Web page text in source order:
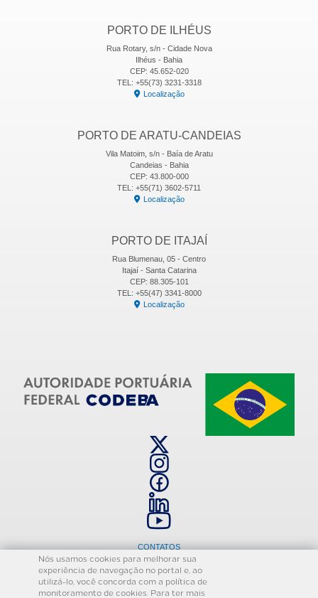
PORTO DE ILHÉUS
Rua Rotary, s/n - Cidade Nova
Ilhéus - Bahia
CEP: 45.652-020
TEL: +55(73) 3231-3318
Localização
PORTO DE ARATU-CANDEIAS
Vila Matoim, s/n - Baía de Aratu
Candeias - Bahia
CEP: 43.800-000
TEL: +55(71) 3602-5711
Localização
PORTO DE ITAJAÍ
Rua Blumenau, 05 - Centro
Itajaí - Santa Catarina
CEP: 88.305-101
TEL: +55(47) 3341-8000
Localização
CONTATOS
OUVIDORIA
ESTÁGIOS
TERMOS DE USO E POLÍTICA DE PRIVACIDADE
Nós usamos cookies para melhorar sua
experiência de navegação no portal e, ao
utilizá-lo, você concorda com a política de
monitoramento de cookies. Para ter mais